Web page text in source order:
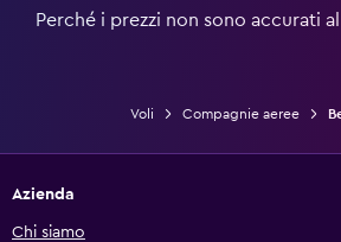
Perché i prezzi non sono accurati al
Voli Compagnie aeree
Azienda
Chi siamo